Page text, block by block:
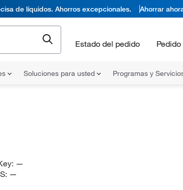
de líquidos. Ahorros excepcionales. Ahorrar
Estado del pedido
Soluciones para usted Programas y
—
—